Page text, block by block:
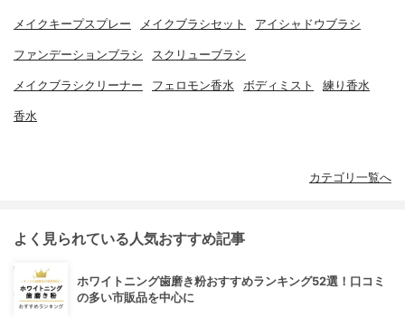
メイクキープスプレー メイクブラシセット アイシャドウブラシ
ファンデーションブラシ スクリューブラシ
メイクブラシクリーナー フェロモン香水 ボディミスト 練り香水
香水
カテゴリ一覧へ
よく見られている人気おすすめ記事
ホワイトニング歯磨き粉おすすめランキング52選！口コミ
の多い市販品を中心に